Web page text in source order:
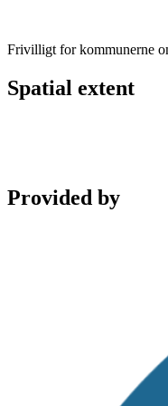
Frivilligt for kommunerne
Spatial extent
Provided by